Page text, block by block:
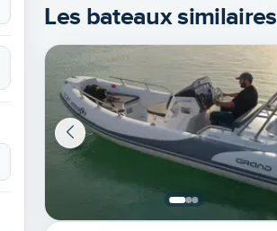
Les bateaux similaires